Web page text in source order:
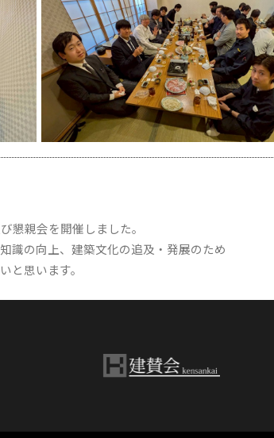
懇親会を開催しました。
識の向上、建築文化の追及・発展のため
と思います。